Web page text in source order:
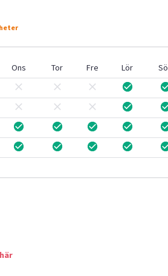
Ons Tor Fre Lör